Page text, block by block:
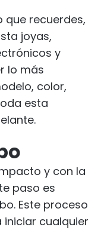
que recuerdes,
joyas,
y
lo más
color,
esta
y con la
paso es
Este proceso
cualquier